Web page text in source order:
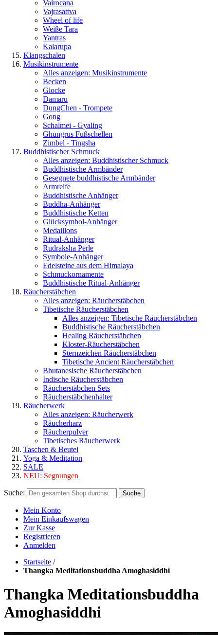
Vairocana
Vajrasattva
Wheel of life
Weiße Tara
Yantras
Kalarupa
Klangschalen
Musikinstrumente
Alles anzeigen: Musikinstrumente
Becken
Glocke
Damaru
DungChen - Trompete
Gong
Schalmei - Gyaling
Ghungrus Fußschellen
Zimbel - Tingsha
Buddhistischer Schmuck
Alles anzeigen: Buddhistischer Schmuck
Buddhistische Armbänder
Gesegnete buddhistische Armbänder
Armreife
Buddhistische Anhänger
Buddha-Anhänger
Buddhistische Ketten
Glücksymbol-Anhänger
Medaillons
Ritual-Anhänger
Rudraksha Perle
Symbole-Anhänger
Edelsteine aus dem Himalaya
Schmuckornamente
Buddhistische Ritual-Anhänger
Räucherstäbchen
Alles anzeigen: Räucherstäbchen
Tibetische Räucherstäbchen
Alles anzeigen: Tibetische Räucherstäbchen
Buddhistische Räucherstäbchen
Healing Räucherstäbchen
Kloster-Räucherstäbchen
Sternzeichen Räucherstäbchen
Tibetische Ancient Räucherstäbchen
Bhutanesische Räucherstäbchen
Indische Räucherstäbchen
Räucherstäbchen Sets
Räucherstäbchenhalter
Räucherwerk
Alles anzeigen: Räucherwerk
Räucherharz
Räucherpulver
Tibetisches Räucherwerk
Taschen & Beutel
Yoga & Meditation
SALE
NEU: Segnungen
Suche: Suche
Mein Konto
Mein Einkaufswagen
Zur Kasse
Registrieren
Anmelden
Startseite /
Thangka Meditationsbuddha Amoghasiddhi
Thangka Meditationsbuddha
Amoghasiddhi